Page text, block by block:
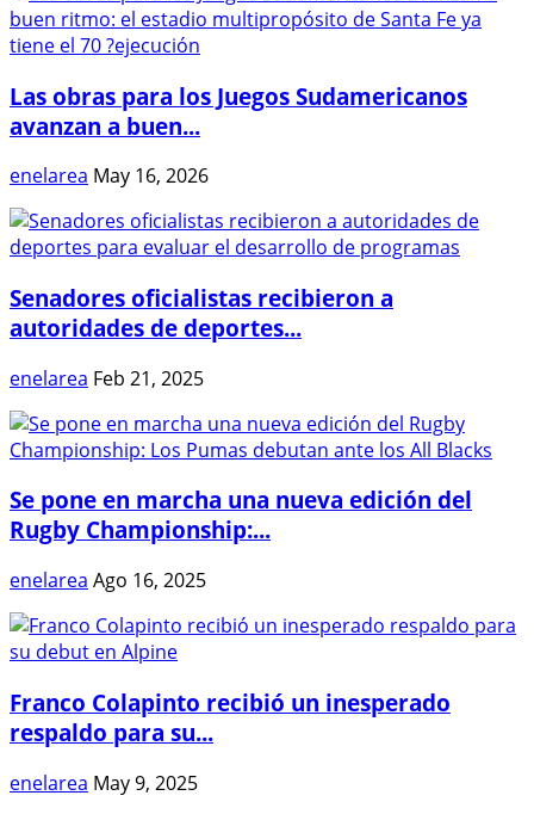
Las obras para los Juegos Sudamericanos
avanzan a buen...
enelarea May 16, 2026
Senadores oficialistas recibieron a
autoridades de deportes...
enelarea Feb 21, 2025
Se pone en marcha una nueva edición del
Rugby Championship:...
enelarea Ago 16, 2025
Franco Colapinto recibió un inesperado
respaldo para su...
enelarea May 9, 2025